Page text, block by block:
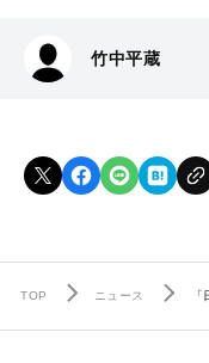
竹中平蔵
TOP ニュース